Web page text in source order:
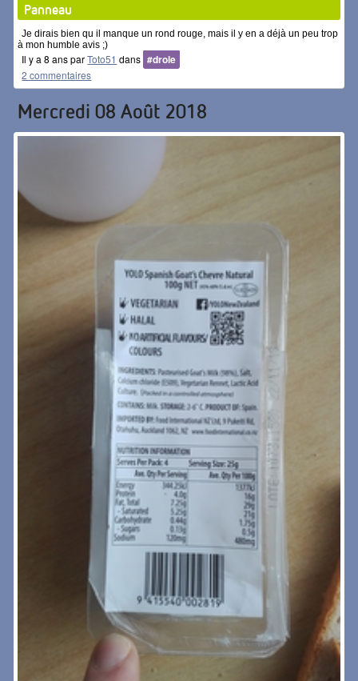
Panneau
Je dirais bien qu il manque un rond rouge, mais il y en a déjà un peu trop
à mon humble avis ;)
Il y a 8 ans parToto51 dans #drole
2 commentaires
Mercredi 08 Août 2018